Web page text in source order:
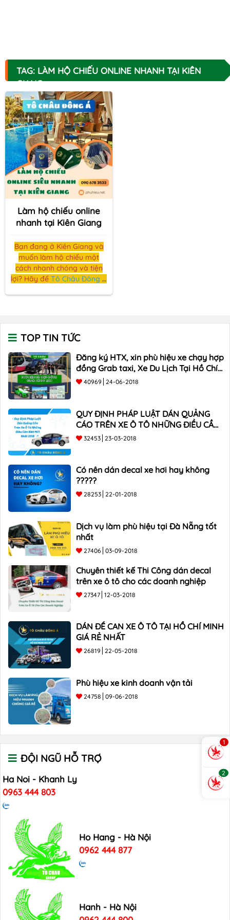
TAG: LÀM HỘ CHIẾU ONLINE NHANH TẠI KIÊN
GIANG
Làm hộ chiếu online
nhanh tại Kiên Giang
Bạn đang ở Kiên Giang và
muốn làm hộ chiếu một
cách nhanh chóng và tiện
lợi? Hãy để Tô Châu Đông Á
bạn.
TOP TIN TỨC
Đăng ký HTX, xin phù hiệu xe chạy hợp
đồng Grab taxi, Xe Du Lịch Tại Hồ Chí
Minh Giá Rẻ
40969 24-06-2018
QUY ĐỊNH PHÁP LUẬT DÁN QUẢNG
CÁO TRÊN XE Ô TÔ NHỮNG ĐIỀU CẦN
BIẾT mới nhất 2018 ???
32453 23-03-2018
Có nên dán decal xe hơi hay không
?????
28253 22-01-2018
Dịch vụ làm phù hiệu tại Đà Nẵng tốt
nhất
27406 03-09-2018
Chuyên thiết kế Thi Công dán decal
trên xe ô tô cho các doanh nghiệp
27347 12-03-2018
DÁN ĐỀ CAN XE Ô TÔ TẠI HỒ CHÍ MINH
GIÁ RẺ NHẤT
26819 22-05-2018
Phù hiệu xe kinh doanh vận tải
24758 09-06-2018
ĐỘI NGŨ HỖ TRỢ
Ha Noi - Khanh Ly
0963 444 803
Ho Hang - Hà Nội
0962 444 877
Hanh - Hà Nội
1
2